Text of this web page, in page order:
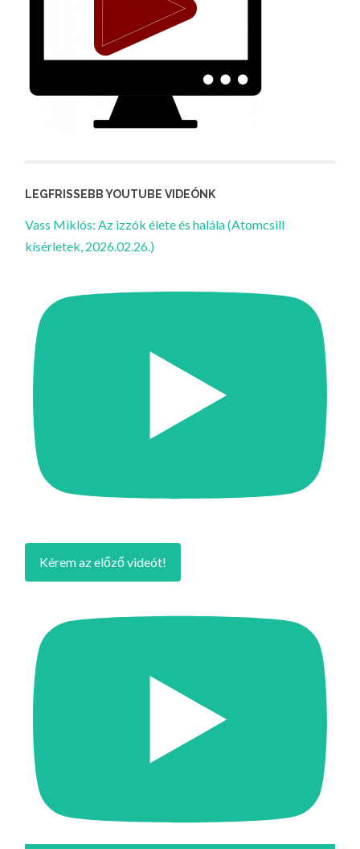
LEGFRISSEBB YOUTUBE VIDEÓNK
Vass Miklós: Az izzók élete és halála (Atomcsill
kísérletek, 2026.02.26.)
Kérem az előző videót!